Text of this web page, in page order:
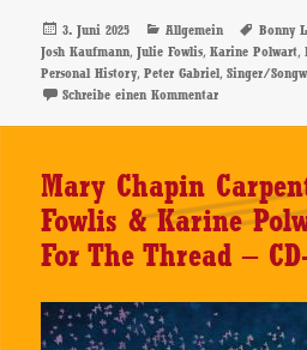
Veröffentlicht
am
3. Juni 2025 Kategorien
Allgemein Bonny
Josh Kaufmann,Julie Fowlis,Karine Polwart,
Personal History,Peter Gabriel,Singer/
Schreibe einen Kommentarzu Mary
Mary Chapin
Fowlis & Karine
For The Thread –